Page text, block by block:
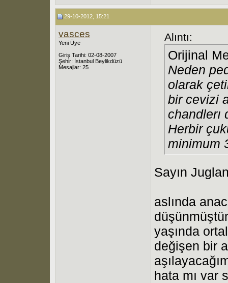
29-10-2012, 15:21
vasces
Yeni Üye
Giriş Tarihi: 02-08-2007
Şehir: İstanbul Beylikdüzü
Mesajlar: 25
Alıntı:
Orijinal
Neden
olarak
bir cevizi
chandlerı
Herbir
minimum
Sayın
aslında
yaşında
değişen bir
hata mı var